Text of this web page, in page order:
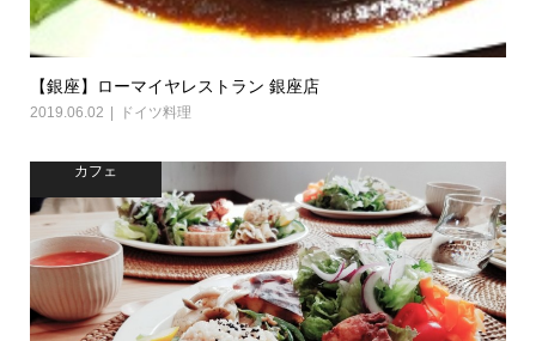
【銀座】ローマイヤレストラン 銀座店
2019.06.02 ドイツ料理
カフェ